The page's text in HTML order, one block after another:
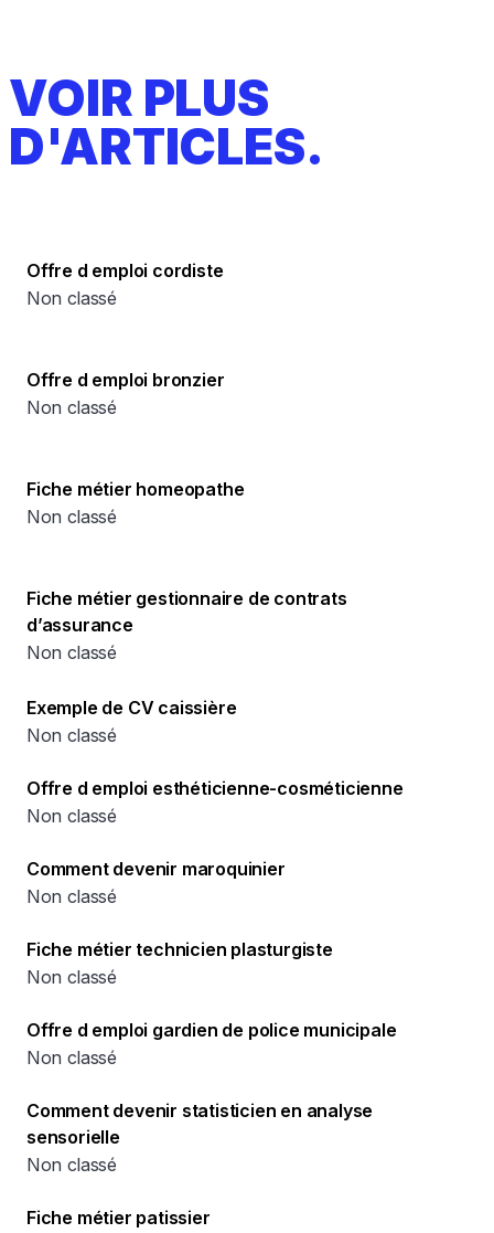
VOIR PLUS
D'ARTICLES.
Offre d emploi cordiste
Non classé
Offre d emploi bronzier
Non classé
Fiche métier homeopathe
Non classé
Fiche métier gestionnaire de contrats
d’assurance
Non classé
Exemple de CV caissière
Non classé
Offre d emploi esthéticienne-cosméticienne
Non classé
Comment devenir maroquinier
Non classé
Fiche métier technicien plasturgiste
Non classé
Offre d emploi gardien de police municipale
Non classé
Comment devenir statisticien en analyse
sensorielle
Non classé
Fiche métier patissier